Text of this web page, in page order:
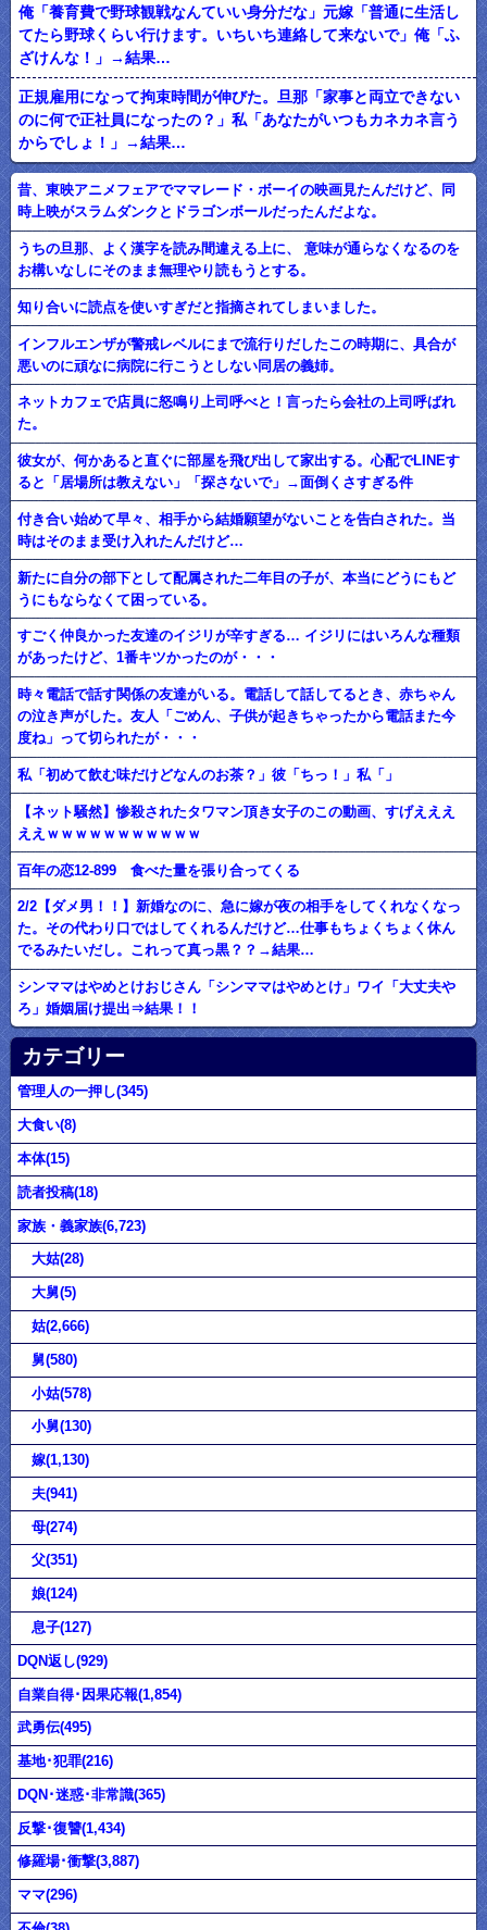
俺「養育費で野球観戦なんていい身分だな」元嫁「普通に生活し
てたら野球くらい行けます。いちいち連絡して来ないで」俺「ふ
ざけんな！」→結果…
正規雇用になって拘束時間が伸びた。旦那「家事と両立できない
のに何で正社員になったの？」私「あなたがいつもカネカネ言う
からでしょ！」→結果…
昔、東映アニメフェアでママレード・ボーイの映画見たんだけど、同
時上映がスラムダンクとドラゴンボールだったんだよな。
うちの旦那、よく漢字を読み間違える上に、 意味が通らなくなるのを
お構いなしにそのまま無理やり読もうとする。
知り合いに読点を使いすぎだと指摘されてしまいました。
インフルエンザが警戒レベルにまで流行りだしたこの時期に、具合が
悪いのに頑なに病院に行こうとしない同居の義姉。
ネットカフェで店員に怒鳴り上司呼べと！言ったら会社の上司呼ばれ
た。
彼女が、何かあると直ぐに部屋を飛び出して家出する。心配でLINEす
ると「居場所は教えない」「探さないで」→面倒くさすぎる件
付き合い始めて早々、相手から結婚願望がないことを告白された。当
時はそのまま受け入れたんだけど…
新たに自分の部下として配属された二年目の子が、本当にどうにもど
うにもならなくて困っている。
すごく仲良かった友達のイジリが辛すぎる… イジリにはいろんな種類
があったけど、1番キツかったのが・・・
時々電話で話す関係の友達がいる。電話して話してるとき、赤ちゃん
の泣き声がした。友人「ごめん、子供が起きちゃったから電話また今
度ね」って切られたが・・・
私「初めて飲む味だけどなんのお茶？」彼「ちっ！」私「」
【ネット騒然】惨殺されたタワマン頂き女子のこの動画、すげえええ
ええｗｗｗｗｗｗｗｗｗｗｗ
百年の恋12-899 食べた量を張り合ってくる
2/2【ダメ男！！】新婚なのに、急に嫁が夜の相手をしてくれなくなっ
た。その代わり口ではしてくれるんだけど…仕事もちょくちょく休ん
でるみたいだし。これって真っ黒？？→結果…
シンママはやめとけおじさん「シンママはやめとけ」ワイ「大丈夫や
ろ」婚姻届け提出⇒結果！！
カテゴリー
管理人の一押し(345)
大食い(8)
本体(15)
読者投稿(18)
家族・義家族(6,723)
大姑(28)
大舅(5)
姑(2,666)
舅(580)
小姑(578)
小舅(130)
嫁(1,130)
夫(941)
母(274)
父(351)
娘(124)
息子(127)
DQN返し(929)
自業自得･因果応報(1,854)
武勇伝(495)
基地･犯罪(216)
DQN･迷惑･非常識(365)
反撃･復讐(1,434)
修羅場･衝撃(3,887)
ママ(296)